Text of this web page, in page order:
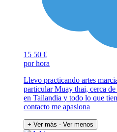
15 50 €
por hora
Llevo practicando artes
particular Muay thai, cerca de
en Tailandia y todo lo que
contacto me apasiona
+ Ver más - Ver menos